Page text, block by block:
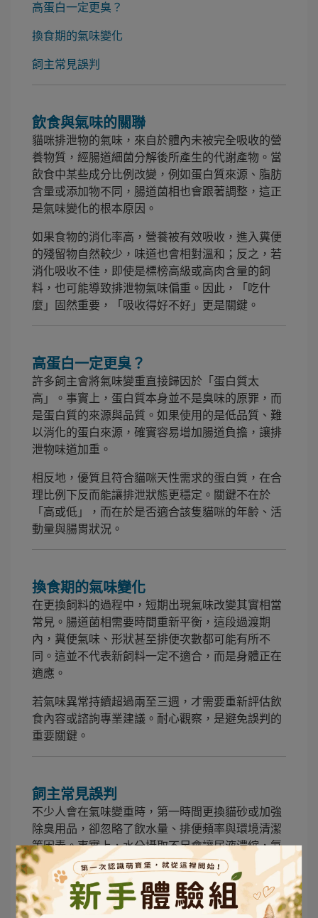
高蛋白一定更臭？
換食期的氣味變化
飼主常見誤判
飲食與氣味的關聯
貓咪排泄物的氣味，來自於體內未被完全吸收的營
養物質，經腸道細菌分解後所產生的代謝產物。當
飲食中某些成分比例改變，例如蛋白質來源、脂肪
含量或添加物不同，腸道菌相也會跟著調整，這正
是氣味變化的根本原因。
如果食物的消化率高，營養被有效吸收，進入糞便
的殘留物自然較少，味道也會相對溫和；反之，若
消化吸收不佳，即使是標榜高級或高肉含量的飼
料，也可能導致排泄物氣味偏重。因此，「吃什
麼」固然重要，「吸收得好不好」更是關鍵。
高蛋白一定更臭？
許多飼主會將氣味變重直接歸因於「蛋白質太
高」。事實上，蛋白質本身並不是臭味的原罪，而
是蛋白質的來源與品質。如果使用的是低品質、難
以消化的蛋白來源，確實容易增加腸道負擔，讓排
泄物味道加重。
相反地，優質且符合貓咪天性需求的蛋白質，在合
理比例下反而能讓排泄狀態更穩定。關鍵不在於
「高或低」，而在於是否適合該隻貓咪的年齡、活
動量與腸胃狀況。
換食期的氣味變化
在更換飼料的過程中，短期出現氣味改變其實相當
常見。腸道菌相需要時間重新平衡，這段過渡期
內，糞便氣味、形狀甚至排便次數都可能有所不
同。這並不代表新飼料一定不適合，而是身體正在
適應。
若氣味異常持續超過兩至三週，才需要重新評估飲
食內容或諮詢專業建議。耐心觀察，是避免誤判的
重要關鍵。
飼主常見誤判
不少人會在氣味變重時，第一時間更換貓砂或加強
除臭用品，卻忽略了飲水量、排便頻率與環境清潔
等因素。事實上，水分攝取不足會讓尿液濃縮，氨
味自然更明顯，與飲食內容同樣息息相關。
理解這些交互影響，才能真正找出問題核心，而不
是不斷嘗試卻效果有限。